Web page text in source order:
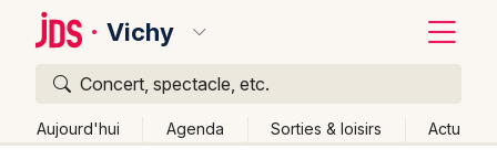
Vichy
Concert, spectacle, etc.
Aujourd'hui Agenda Sorties & loisirs Actu
Quoi ?